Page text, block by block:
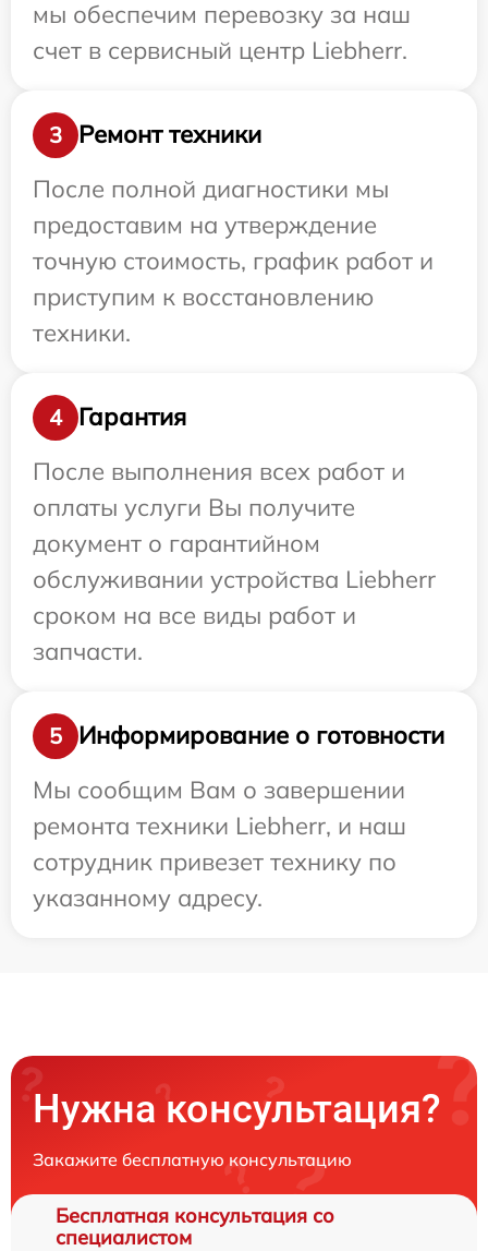
мы обеспечим перевозку за наш
счет в сервисный центр Liebherr.
3
Ремонт техники
После полной диагностики мы
предоставим на утверждение
точную стоимость, график работ и
приступим к восстановлению
техники.
4
Гарантия
После выполнения всех работ и
оплаты услуги Вы получите
документ о гарантийном
обслуживании устройства Liebherr
сроком на все виды работ и
запчасти.
5
Информирование о готовности
Мы сообщим Вам о завершении
ремонта техники Liebherr, и наш
сотрудник привезет технику по
указанному адресу.
Нужна консультация?
Закажите бесплатную консультацию
Бесплатная консультация со
специалистом